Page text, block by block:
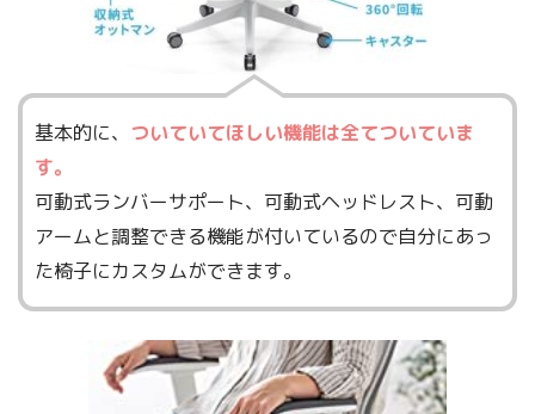
基本的に、 ついていてほしい機能は全てついていま
す。
可動式ランバーサポート、可動式ヘッドレスト、可動
アームと調整できる機能が付いているので自分にあっ
た椅子にカスタムができます。